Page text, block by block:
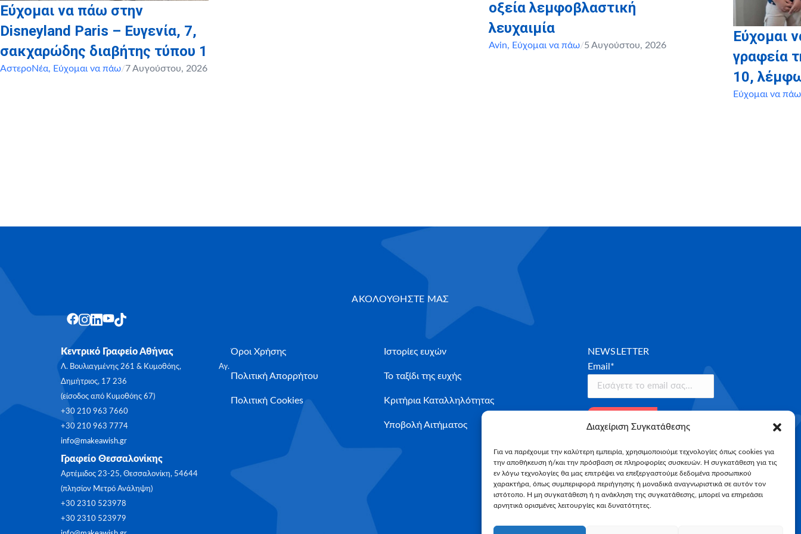
Διαχείριση Συγκατάθεσης
Για να παρέχουμε την καλύτερη εμπειρία, χρησιμοποιούμε τεχνολογίες όπως cookies για
την αποθήκευση ή/και την πρόσβαση σε πληροφορίες συσκευών. Η συγκατάθεση για τις
εν λόγω τεχνολογίες θα μας επιτρέψει να επεξεργαστούμε δεδομένα προσωπικού
χαρακτήρα, όπως συμπεριφορά περιήγησης ή μοναδικά αναγνωριστικά σε αυτόν τον
ιστότοπο. Η μη συγκατάθεση ή η ανάκληση της συγκατάθεσης, μπορεί να επηρεάσει
αρνητικά ορισμένες λειτουργίες και δυνατότητες.
Εύχομαι να πάω στην
Disneyland Paris – Ευγενία, 7,
σακχαρώδης διαβήτης τύπου 1
ΑστεροΝέα, Εύχομαι να πάω/7 Αυγούστου, 2026
οξεία λεμφοβλαστική
λευχαιμία
Avin, Εύχομαι να πάω/5 Αυγούστου, 2026
Εύχομαι
γραφεία
10,
Εύχομαι να πάω
ΑΚΟΛΟΥΘΗΣΤΕ ΜΑΣ
Κεντρικό Γραφείο Αθήνας
Λ. Βουλιαγμένης 261 & Κυμοθόης, Αγ.
Δημήτριος, 17 236
(είσοδος από Κυμοθόης 67)
+30 210 963 7660
+30 210 963 7774
info@makeawish.gr
Γραφείο Θεσσαλονίκης
Αρτέμιδος 23-25, Θεσσαλονίκη, 54644
(πλησίον Μετρό Ανάληψη)
+30 2310 523978
+30 2310 523979
Όροι Χρήσης
Πολιτική Απορρήτου
Πολιτική Cookies
Ιστορίες ευχών
Το ταξίδι της ευχής
Κριτήρια Καταλληλότητας
Υποβολή Αιτήματος
NEWSLETTER
Email*